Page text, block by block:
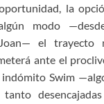
la
modo
el trayecto
ante el
Swim